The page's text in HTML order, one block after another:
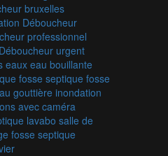
bruxelles
Déboucheur
professionnel
Déboucheur urgent
eauxeau bouillante
fosse septique fosse
gouttière inondation
avec caméra
lavabo salle de
fosse septique